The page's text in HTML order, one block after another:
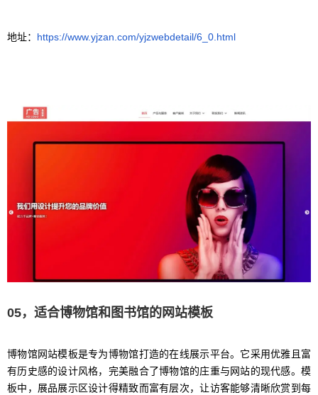
地址： https://www.yjzan.com/yjzwebdetail/6_0.html
05，适合博物馆和图书馆的网站模板
博物馆网站模板是专为博物馆打造的在线展示平台。它采用优雅且富
有历史感的设计风格，完美融合了博物馆的庄重与网站的现代感。模
板中，展品展示区设计得精致而富有层次，让访客能够清晰欣赏到每